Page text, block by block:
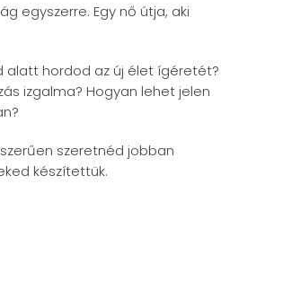
egyszerre. Egy nő útja, aki
alatt hordod az új élet ígéretét?
izgalma? Hogyan lehet jelen
szeretnéd jobban
készítettük.